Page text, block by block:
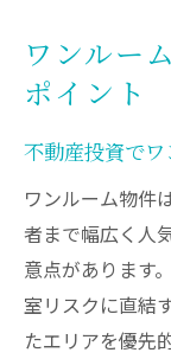
ワンルー
ポイント
不動産投資で
ワンルーム物件
者まで幅広く人
意点があります
室リスクに直結
たエリアを優先